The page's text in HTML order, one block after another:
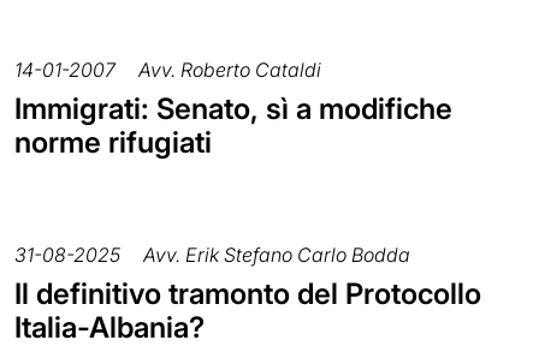
14-01-2007 Avv. Roberto Cataldi
Immigrati: Senato, sì a modifiche
norme rifugiati
31-08-2025 Avv. Erik Stefano Carlo Bodda
Il definitivo tramonto del Protocollo
Italia-Albania?